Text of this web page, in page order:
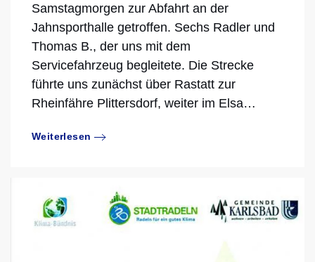
Samstagmorgen zur Abfahrt an der
Jahnsporthalle getroffen. Sechs Radler und
Thomas B., der uns mit dem
Servicefahrzeug begleitete. Die Strecke
führte uns zunächst über Rastatt zur
Rheinfähre Plittersdorf, weiter im Elsa…
Weiterlesen